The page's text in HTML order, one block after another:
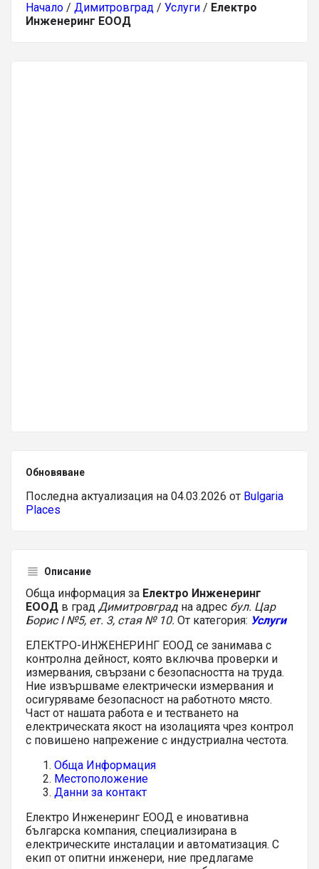
Начало / Димитровград / Услуги / Електро
Инженеринг ЕООД
Обновяване
Последна актуализация на 04.03.2026 от Bulgaria
Places
Описание
Обща информация за Електро Инженеринг
ЕООД в град Димитровград на адрес бул. Цар
Борис І №5, ет. 3, стая № 10. От категория: Услуги
ЕЛЕКТРО-ИНЖЕНЕРИНГ ЕООД се занимава с
контролна дейност, която включва проверки и
измервания, свързани с безопасността на труда.
Ние извършваме електрически измервания и
осигуряваме безопасност на работното място.
Част от нашата работа е и тестването на
електрическата якост на изолацията чрез контрол
с повишено напрежение с индустриална честота.
Обща Информация
Местоположение
Данни за контакт
Електро Инженеринг ЕООД е иновативна
българска компания, специализирана в
електрическите инсталации и автоматизация. С
екип от опитни инженери, ние предлагаме